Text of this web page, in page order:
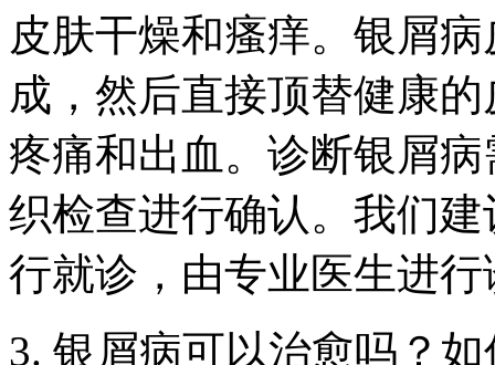
皮肤干燥和瘙痒。银屑
成，然后直接顶替健康
疼痛和出血。诊断银屑
织检查进行确认。我们
行就诊，由专业医生进
3. 银屑病可以治愈吗？